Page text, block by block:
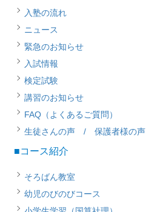
入塾の流れ
ニュース
緊急のお知らせ
入試情報
検定試験
講習のお知らせ
FAQ（よくあるご質問）
生徒さんの声 / 保護者様の声
■コース紹介
そろばん教室
幼児のびのびコース